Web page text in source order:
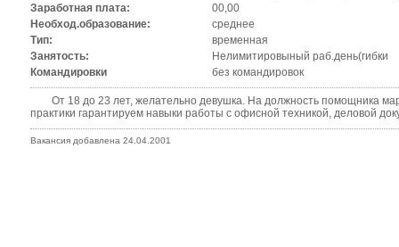
Заработная плата:
00,00
Необход.образование:
среднее
Тип:
временная
Занятость:
Нелимитировыный раб.день(гибки
Командировки
без командировок
От 18 до 23 лет, желательно девушка. На должность помощника
практики гарантируем навыки работы с офисной техникой, деловой
Вакансия добавлена 24.04.2001